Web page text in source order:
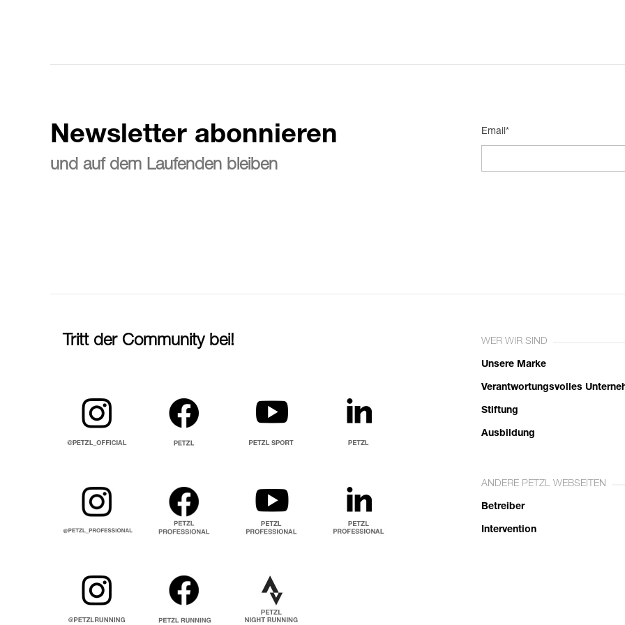
Newsletter abonnieren
und auf dem Laufenden bleiben
Email*
Tritt der Community bei! WER WIR SIND
Unsere Marke
Verantwortungsvolles
Stiftung
Ausbildung
ANDERE PETZL WEBSEITEN
Betreiber
Intervention